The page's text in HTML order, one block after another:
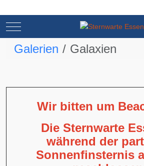
Mobile Menu Toggle
Galerien Galaxien
Wir bitten um
Die Sternwarte
während der
Sonnenfinsternis